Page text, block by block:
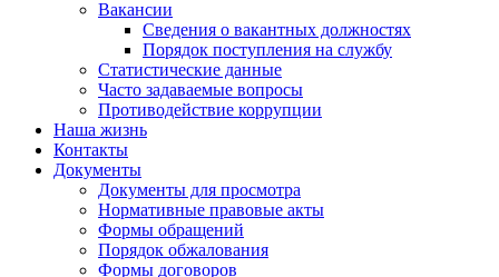
Вакансии
Сведения о вакантных должностях
Порядок поступления на службу
Статистические данные
Часто задаваемые вопросы
Противодействие коррупции
Наша жизнь
Контакты
Документы
Документы для просмотра
Нормативные правовые акты
Формы обращений
Порядок обжалования
Формы договоров